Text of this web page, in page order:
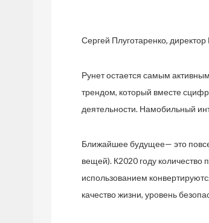
Сергей Плуготаренко,
Рунет остается самым
трендом, который вместе
деятельности. Намобильный
Ближайшее будущее— это
вещей). К2020 году количество
использованием
качество жизни, уровень